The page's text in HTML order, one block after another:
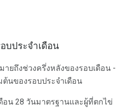
บประจำเดือน
ายถึงช่วงครึ่งหลังของรอบเดือน -
ต้นของรอบประจำเดือน
อน 28 วันมาตรฐานและผู้ที่ตกไข่